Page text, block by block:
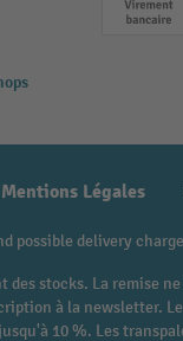
Mentions Légales
possible delivery
des stocks. La remise
à la newsletter.
10 %. Les